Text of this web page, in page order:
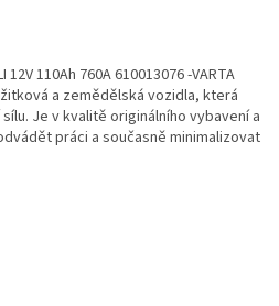
110Ah 760A 610013076 -VARTA
a zemědělská vozidla, která
Je v kvalitě originálního vybavení a
práci a současně minimalizovat